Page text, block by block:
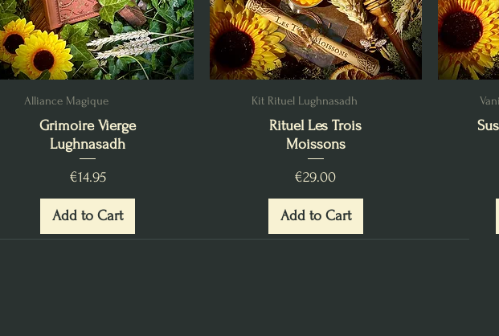
Alliance Magique
Grimoire Vierge
Lughnasadh
Price
€14.95
Add to Cart
Kit Rituel Lughnasadh
Rituel Les Trois
Moissons
Price
€29.00
Add to Cart